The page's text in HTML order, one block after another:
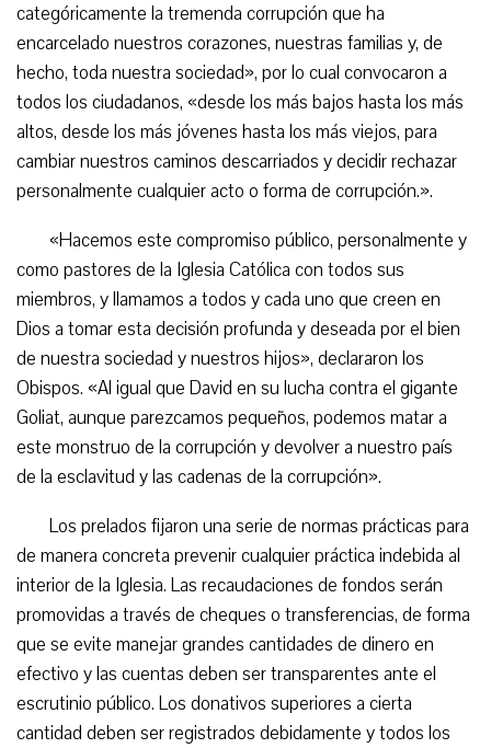
categóricamente la tremenda corrupción que ha
encarcelado nuestros corazones, nuestras familias y, de
hecho, toda nuestra sociedad», por lo cual convocaron a
todos los ciudadanos, «desde los más bajos hasta los más
altos, desde los más jóvenes hasta los más viejos, para
cambiar nuestros caminos descarriados y decidir rechazar
personalmente cualquier acto o forma de corrupción.».
«Hacemos este compromiso público, personalmente y
como pastores de la Iglesia Católica con todos sus
miembros, y llamamos a todos y cada uno que creen en
Dios a tomar esta decisión profunda y deseada por el bien
de nuestra sociedad y nuestros hijos», declararon los
Obispos. «Al igual que David en su lucha contra el gigante
Goliat, aunque parezcamos pequeños, podemos matar a
este monstruo de la corrupción y devolver a nuestro país
de la esclavitud y las cadenas de la corrupción».
Los prelados fijaron una serie de normas prácticas para
de manera concreta prevenir cualquier práctica indebida al
interior de la Iglesia. Las recaudaciones de fondos serán
promovidas a través de cheques o transferencias, de forma
que se evite manejar grandes cantidades de dinero en
efectivo y las cuentas deben ser transparentes ante el
escrutinio público. Los donativos superiores a cierta
cantidad deben ser registrados debidamente y todos los